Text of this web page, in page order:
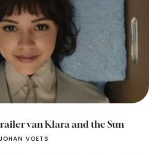
van Klara and the Sun
JOHAN VOETS